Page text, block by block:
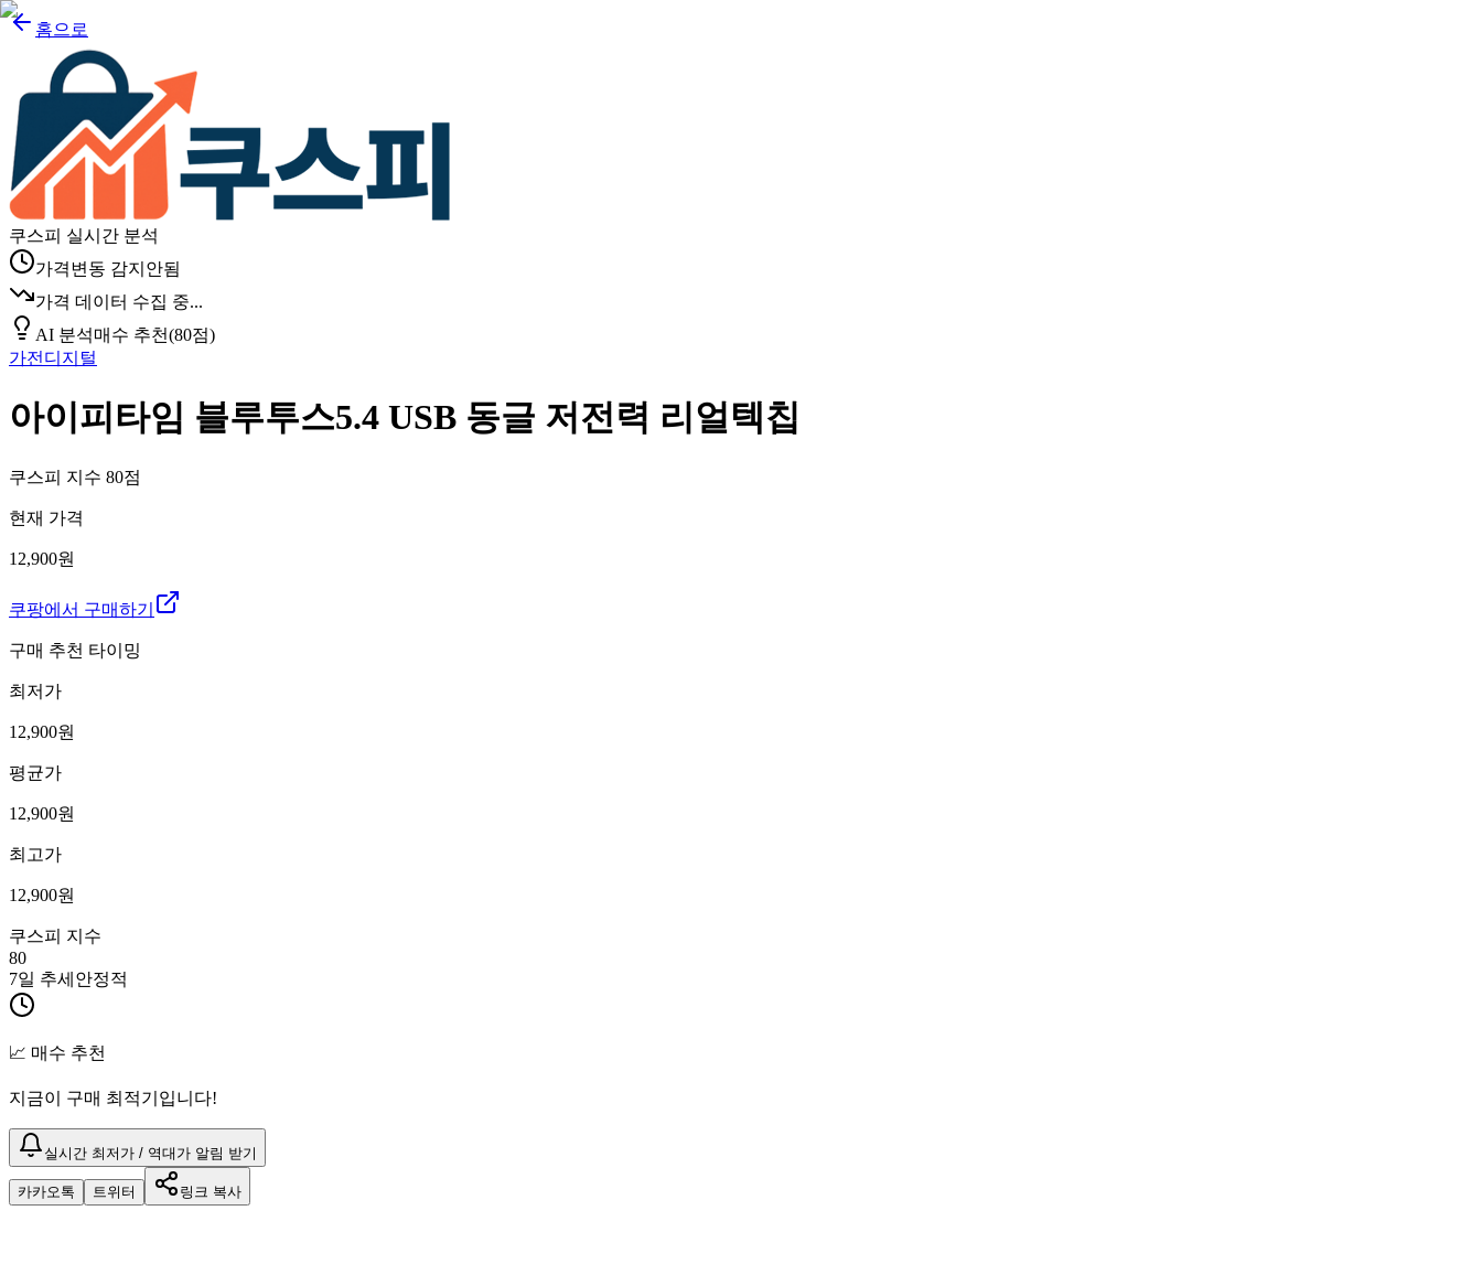
홈으로
쿠스피 실시간 분석
가격변동 감지안됨
가격 데이터 수집 중...
AI 분석매수 추천(80점)
가전디지털
아이피타임 블루투스5.4 USB 동글 저전력 리얼텍칩
쿠스피 지수 80점
현재 가격
12,900원
쿠팡에서 구매하기
구매 추천 타이밍
최저가
12,900원
평균가
12,900원
최고가
12,900원
쿠스피 지수
80
7일 추세 안정적
📈 매수 추천
지금이 구매 최적기입니다!
실시간 최저가 / 역대가 알림 받기
카카오톡 트위터 링크 복사